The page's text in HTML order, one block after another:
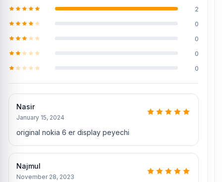
2
0
0
0
0
Nasir
January 15, 2024
original nokia 6 er display peyechi
Najmul
November 28, 2023